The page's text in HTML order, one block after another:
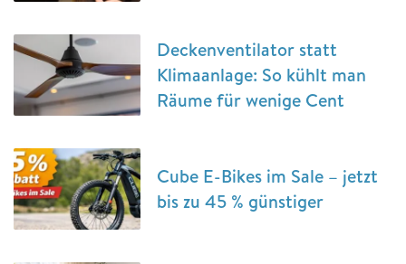
Deckenventilator statt
Klimaanlage: So kühlt man
Räume für wenige Cent
Cube E-Bikes im Sale – jetzt
bis zu 45 % günstiger